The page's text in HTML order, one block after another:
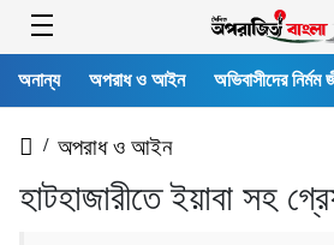
অনান্য অপরাধ ও আইন অভিবাসীদের নির্মম
/ অপরাধ ও আইন
হাটহাজারীতে ইয়াবা সহ